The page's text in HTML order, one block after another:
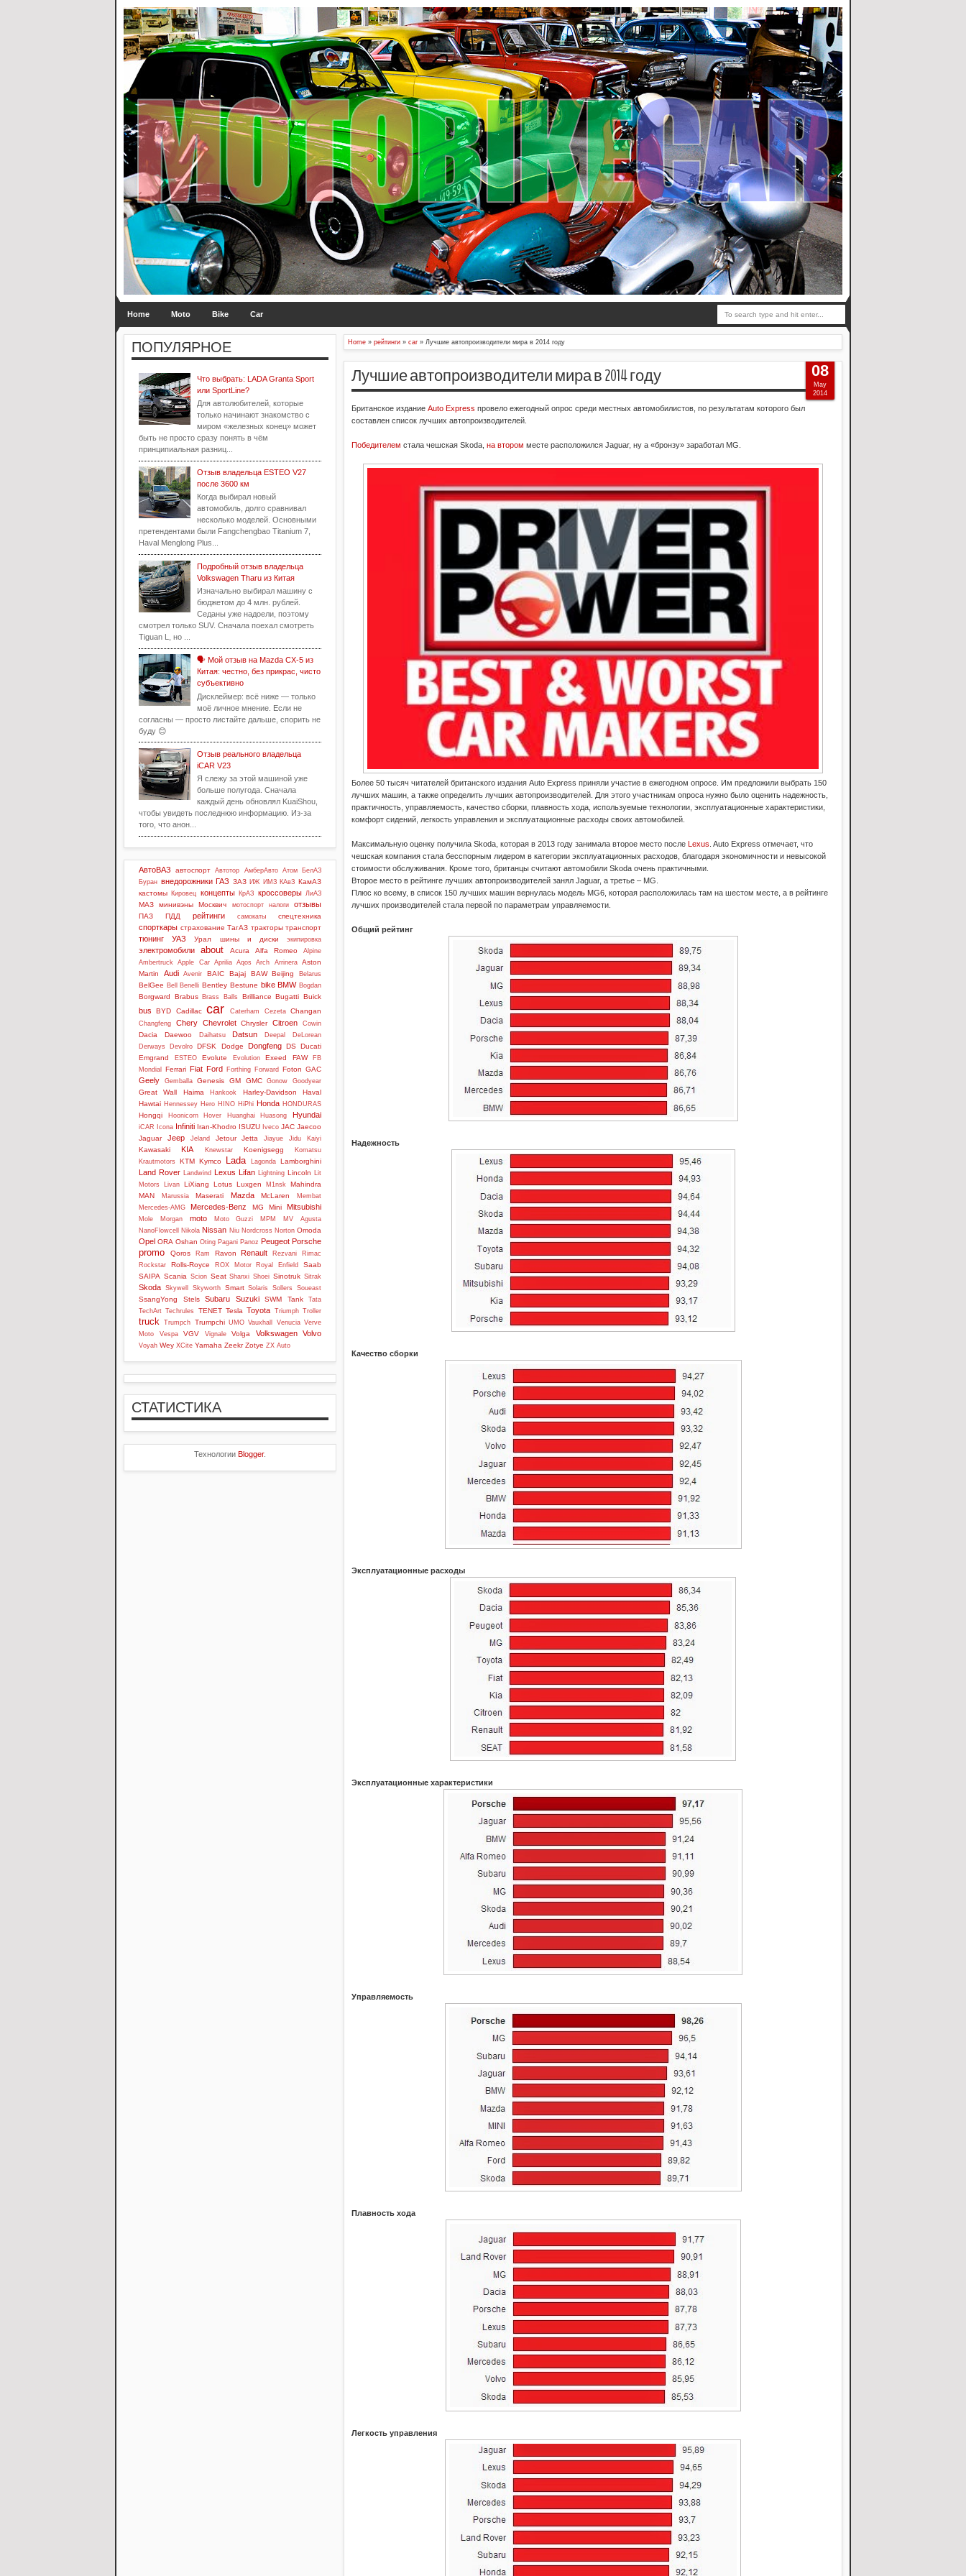
Home Moto Bike Car
Home » рейтинги » car » Лучшие автопроизводители мира в 2014 году
Лучшие автопроизводители мира в 2014 году
Британское издание Auto Express провело ежегодный опрос среди местных автомобилистов, по результатам которого был
составлен список лучших автопроизводителей.
Победителем стала чешская Skoda, на втором месте расположился Jaguar, ну а «бронзу» заработал MG.
Более 50 тысяч читателей британского издания Auto Express приняли участие в ежегодном опросе. Им предложили выбрать 150
лучших машин, а также определить лучших автопроизводителей. Для этого участникам опроса нужно было оценить надежность,
практичность, управляемость, качество сборки, плавность хода, используемые технологии, эксплуатационные характеристики,
комфорт сидений, легкость управления и эксплуатационные расходы своих автомобилей.
Максимальную оценку получила Skoda, которая в 2013 году занимала второе место после Lexus . Auto Express отмечает, что
чешская компания стала бесспорным лидером в категории эксплуатационных расходов, благодаря экономичности и невысокой
стоимости обслуживания. Кроме того, британцы считают автомобили Skoda очень практичными.
Второе место в рейтинге лучших автопроизводителей занял Jaguar, а третье – MG.
Плюс ко всему, в список 150 лучших машин вернулась модель MG6, которая расположилась там на шестом месте, а в рейтинге
лучших производителей стала первой по параметрам управляемости.
Общий рейтинг
Надежность
Качество сборки
Эксплуатационные расходы
Эксплуатационные характеристики
Управляемость
Плавность хода
Легкость управления
08
May
2014
ПОПУЛЯРНОЕ
Что выбрать: LADA Granta Sport
или SportLine?
Для автолюбителей, которые
только начинают знакомство с
миром «железных конец» может
быть не просто сразу понять в чём
принципиальная разниц...
Отзыв владельца ESTEO V27
после 3600 км
Когда выбирал новый
автомобиль, долго сравнивал
несколько моделей. Основными
претендентами были Fangchengbao Titanium 7,
Haval Menglong Plus...
Подробный отзыв владельца
Volkswagen Tharu из Китая
Изначально выбирал машину с
бюджетом до 4 млн. рублей.
Седаны уже надоели, поэтому
смотрел только SUV. Сначала поехал смотреть
Tiguan L, но ...
🗣️ Мой отзыв на Mazda CX-5 из
Китая: честно, без прикрас, чисто
субъективно
Дисклеймер: всё ниже — только
моё личное мнение. Если не
согласны — просто листайте дальше, спорить не
буду 😊
Отзыв реального владельца
iCAR V23
Я слежу за этой машиной уже
больше полугода. Сначала
каждый день обновлял KuaiShou,
чтобы увидеть последнюю информацию. Из-за
того, что анон...
АвтоВАЗ автоспорт Автотор АмберАвто Атом
БелАЗ
Буран внедорожники ГАЗ ЗАЗ ИЖ ИМЗ КАвЗ КамАЗ
кастомы Кировец концепты КрАЗ кроссоверы ЛиАЗ
МАЗ минивэны Москвич мотоспорт налоги отзывы
ПАЗ ПДД рейтинги самокаты спецтехника
спорткары страхование ТагАЗ тракторы транспорт
тюнинг УАЗ Урал шины и диски экипировка
электромобили about Acura Alfa Romeo
Alpine
Ambertruck
Apple Car Aprilia Aqos Arch Arrinera
Aston
Martin
Audi Avenir BAIC Bajaj BAW Beijing Belarus
BelGee Bell Benelli Bentley Bestune bike BMW Bogdan
Borgward Brabus Brass Balls Brilliance Bugatti Buick
bus BYD Cadillac car Caterham Cezeta Changan
Changfeng Chery Chevrolet Chrysler Citroen Cowin
Dacia Daewoo Daihatsu Datsun Deepal
DeLorean
Derways
Devolro DFSK Dodge Dongfeng DS Ducati
Emgrand
ESTEO Evolute Evolution Exeed FAW
FB
Mondial
Ferrari Fiat Ford Forthing Forward Foton GAC
Geely Gemballa Genesis GM GMC Gonow Goodyear
Great Wall Haima Hankook Harley-Davidson
Haval
Hawtai Hennessey Hero HINO HiPhi Honda HONDURAS
Hongqi Hoonicorn Hover Huanghai Huasong Hyundai
iCAR Icona Infiniti Iran-Khodro ISUZU Iveco JAC Jaecoo
Jaguar
Jeep Jeland Jetour Jetta Jiayue Jidu Kaiyi
Kawasaki KIA Knewstar Koenigsegg
Komatsu
Krautmotors KTM Kymco Lada Lagonda Lamborghini
Land Rover Landwind Lexus Lifan Lightning Lincoln Lit
Motors
Livan LiXiang Lotus Luxgen M1nsk Mahindra
MAN
Marussia Maserati Mazda McLaren
Membat
Mercedes-AMG
Mercedes-Benz MG Mini Mitsubishi
Mole Morgan moto Moto Guzzi MPM
MV Agusta
NanoFlowcell
Nikola Nissan Niu Nordcross Norton Omoda
Opel ORA Oshan Oting Pagani Panoz Peugeot Porsche
promo Qoros Ram Ravon Renault Rezvani
Rimac
Rockstar
Rolls-Royce ROX Motor Royal Enfield
Saab
SAIPA Scania Scion Seat Shanxi Shoei Sinotruk Sitrak
Skoda Skywell Skyworth Smart Solaris Sollers Soueast
SsangYong Stels Subaru Suzuki SWM Tank
Tata
TechArt Techrules TENET Tesla Toyota Triumph Troller
truck Trumpch Trumpchi UMO Vauxhall Venucia Verve
Moto
Vespa VGV Vignale Volga Volkswagen Volvo
Voyah Wey XCite Yamaha Zeekr Zotye ZX Auto
СТАТИСТИКА
Технологии Blogger.